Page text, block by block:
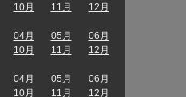
10月 11月
12月
04月 05月
06月
10月 11月
12月
04月 05月
06月
10月 11月 12月